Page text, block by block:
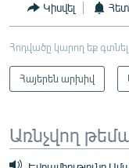
Կիսվել
Հոդվածը կարող եք
Հայերեն արխիվ
Առնչվող